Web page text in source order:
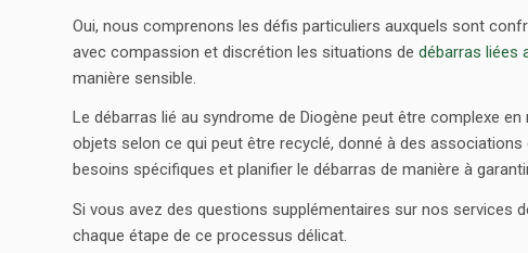
Oui, nous comprenons les défis particuliers auxquels sont
avec compassion et discrétion les situations de débarras liées
manière sensible.
Le débarras lié au syndrome de Diogène peut être complexe
objets selon ce qui peut être recyclé, donné à des
besoins spécifiques et planifier le débarras de manière à
Si vous avez des questions supplémentaires sur nos services
chaque étape de ce processus délicat.